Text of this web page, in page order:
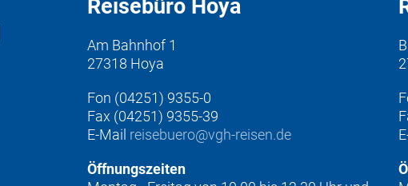
Reisebüro Hoya
Am Bahnhof 1
27318 Hoya
Fon (04251) 9355-0
Fax (04251) 9355-39
E-Mail reisebuero@vgh-reisen.de
Öffnungszeiten